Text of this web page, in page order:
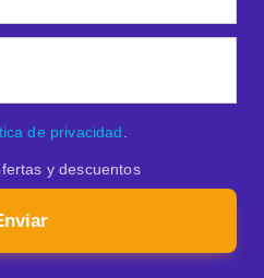
de privacidad
y descuentos